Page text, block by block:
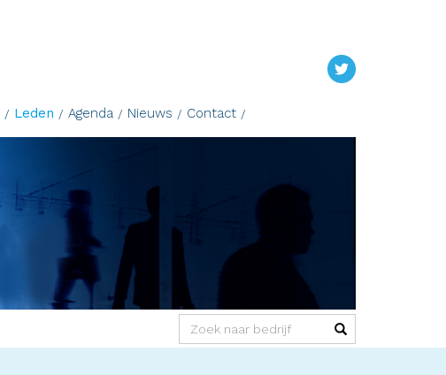
Leden Agenda Nieuws Contact